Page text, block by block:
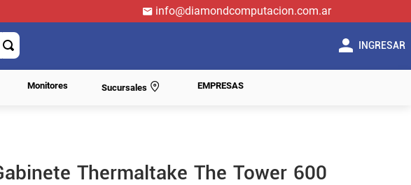
info@diamondcomputacion.com.ar
INGRESAR
Monitores Sucursales EMPRESAS
Thermaltake The Tower 600